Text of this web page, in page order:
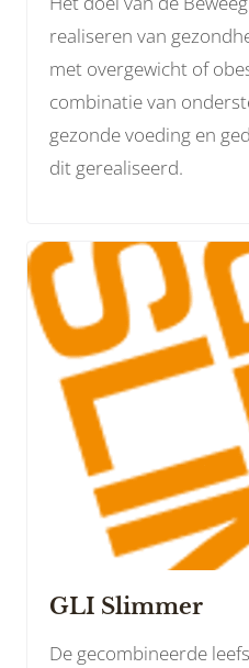
realiseren van
met overgewicht of
combinatie van
gezonde voeding en
dit gerealiseerd.
GLI Slimmer
De gecombineerde